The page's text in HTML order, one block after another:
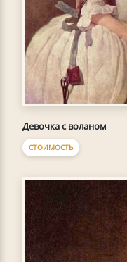
Девочка с воланом
СТОИМОСТЬ